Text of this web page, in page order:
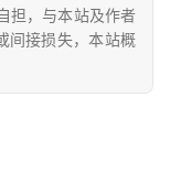
担，与本站及作者
间接损失，本站概